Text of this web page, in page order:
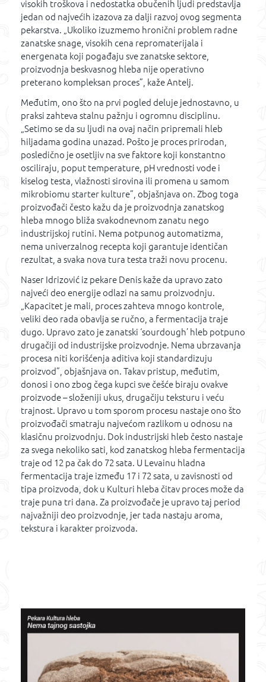
visokih troškova i nedostatka obučenih ljudi predstavlja
jedan od najvećih izazova za dalji razvoj ovog segmenta
pekarstva. „Ukoliko izuzmemo hronični problem radne
zanatske snage, visokih cena repromaterijala i
energenata koji pogađaju sve zanatske sektore,
proizvodnja beskvasnog hleba nije operativno
preterano kompleksan proces”, kaže Antelj.
Međutim, ono što na prvi pogled deluje jednostavno, u
praksi zahteva stalnu pažnju i ogromnu disciplinu.
„Setimo se da su ljudi na ovaj način pripremali hleb
hiljadama godina unazad. Pošto je proces prirodan,
posledično je osetljiv na sve faktore koji konstantno
osciliraju, poput temperature, pH vrednosti vode i
kiselog testa, vlažnosti sirovina ili promena u samom
mikrobiomu starter kulture”, objašnjava on. Zbog toga
proizvođači često kažu da je proizvodnja zanatskog
hleba mnogo bliža svakodnevnom zanatu nego
industrijskoj rutini. Nema potpunog automatizma,
nema univerzalnog recepta koji garantuje identičan
rezultat, a svaka nova tura testa traži novu procenu.
Naser Idrizović iz pekare Denis kaže da upravo zato
najveći deo energije odlazi na samu proizvodnju.
„Kapacitet je mali, proces zahteva mnogo kontrole,
veliki deo rada obavlja se ručno, a fermentacija traje
dugo. Upravo zato je zanatski ‘sourdough’ hleb potpuno
drugačiji od industrijske proizvodnje. Nema ubrzavanja
procesa niti korišćenja aditiva koji standardizuju
proizvod”, objašnjava on. Takav pristup, međutim,
donosi i ono zbog čega kupci sve češće biraju ovakve
proizvode – složeniji ukus, drugačiju teksturu i veću
trajnost. Upravo u tom sporom procesu nastaje ono što
proizvođači smatraju najvećom razlikom u odnosu na
klasičnu proizvodnju. Dok industrijski hleb često nastaje
za svega nekoliko sati, kod zanatskog hleba fermentacija
traje od 12 pa čak do 72 sata. U Levainu hladna
fermentacija traje između 17 i 72 sata, u zavisnosti od
tipa proizvoda, dok u Kulturi hleba čitav proces može da
traje puna tri dana. Za proizvođače je upravo taj period
najvažniji deo proizvodnje, jer tada nastaju aroma,
tekstura i karakter proizvoda.